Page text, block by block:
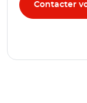
Contacter